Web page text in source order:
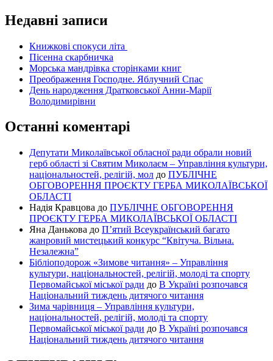
Недавні записи
Книжкові спокуси літа
Пісенна скарбничка
Морська мандрівка сторінками книг
Преображення Господне. Яблучний Спас
День народження Дратковської Анни-Марії
Володимирівни
Останні коментарі
Депутати Миколаївської обласної ради обрали новий
герб області зі Святим Миколаєм – Управління культури,
національностей, релігій, мол до ПУБЛІЧНЕ
ОБГОВОРЕННЯ ПРОЄКТУ ГЕРБА МИКОЛАЇВСЬКОЇ
ОБЛАСТІ
Надія Кравцова до ПУБЛІЧНЕ ОБГОВОРЕННЯ
ПРОЄКТУ ГЕРБА МИКОЛАЇВСЬКОЇ ОБЛАСТІ
Яна Данькова до П’ятий Всеукраїнський багато
жанровий мистецький конкурс “Квітуча. Вільна.
Незалежна”
Бібліоподорож «Зимове читання» – Управління
культури, національностей, релігій, молоді та спорту
Первомайської міської ради до В Україні розпочався
Національний тиждень дитячого читання
Зима чарівниця – Управління культури,
національностей, релігій, молоді та спорту
Первомайської міської ради до В Україні розпочався
Національний тиждень дитячого читання